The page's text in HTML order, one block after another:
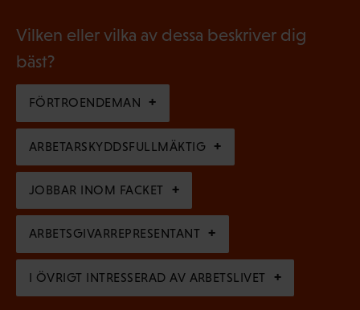
o
s
k
t
)
g
t
o
r
i
s
k
t
)
g
a
t
o
r
i
s
k
Vilken eller vilka av dessa beskriver dig
bäst?
FÖRTROENDEMAN
ARBETARSKYDDSFULLMÄKTIG
JOBBAR INOM FACKET
ARBETSGIVARREPRESENTANT
I ÖVRIGT INTRESSERAD AV ARBETSLIVET